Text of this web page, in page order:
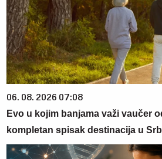
06. 08. 2026 07:08
Evo u kojim banjama važi vaučer
kompletan spisak destinacija u